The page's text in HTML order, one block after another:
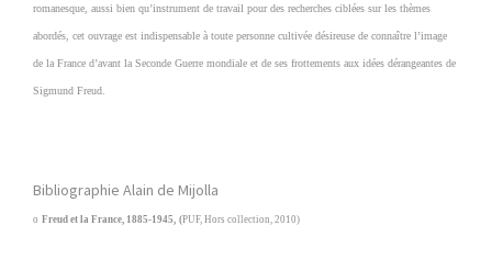
romanesque, aussi bien qu’instrument de travail pour des recherches ciblées sur les thèmes
abordés, cet ouvrage est indispensable à toute personne cultivée désireuse de connaître l’image
de la France d’avant la Seconde Guerre mondiale et de ses frottements aux idées dérangeantes de
Sigmund Freud.
Bibliographie Alain de Mijolla
o Freud et la France, 1885-1945, (PUF, Hors collection, 2010)